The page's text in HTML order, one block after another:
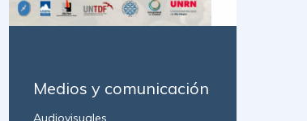
Medios y comunicación
Audiovisuales